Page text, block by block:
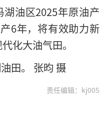
油区2025年原油产
6年，将有效助力新
化大油气田。
田。 张昀 摄
责任编辑：kj005